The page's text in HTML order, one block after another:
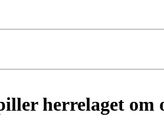
herrelaget